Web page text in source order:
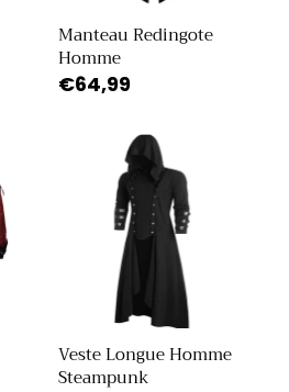
Manteau Redingote
Homme
Prix
€64,99
Veste Longue Homme
Steampunk